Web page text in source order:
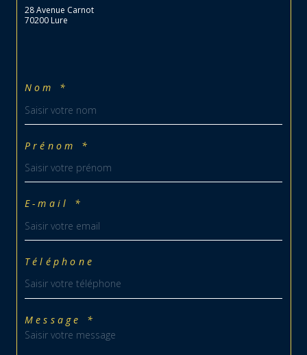
28 Avenue Carnot
70200 Lure
Nom *
Prénom *
E-mail *
Téléphone
Message *